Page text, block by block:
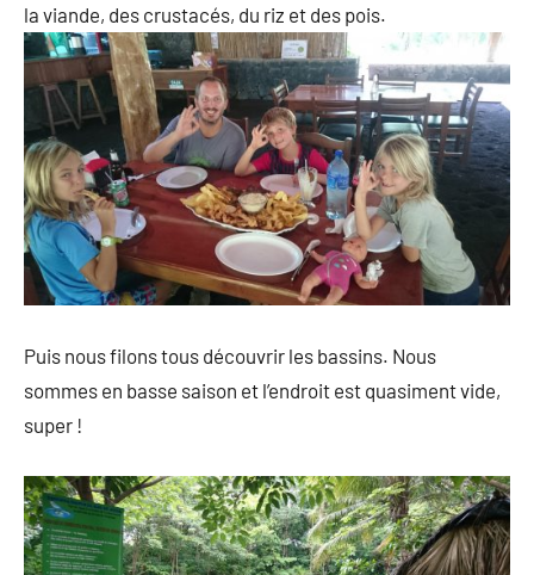
la viande, des crustacés, du riz et des pois.
Puis nous filons tous découvrir les bassins. Nous
sommes en basse saison et l’endroit est quasiment vide,
super !